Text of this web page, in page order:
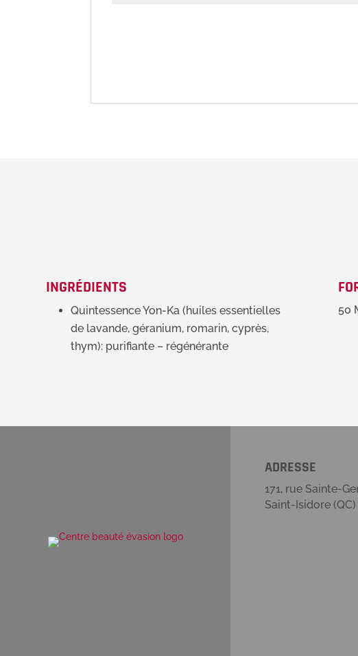
INGRÉDIENTS
Quintessence Yon-Ka (huiles essentielles
de lavande, géranium, romarin, cyprès,
thym): purifiante – régénérante
50
ADRESSE
171, rue Sainte-
Saint-Isidore (QC)